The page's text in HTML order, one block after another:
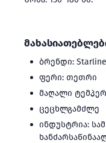
ბრენდი: Starline
ფერი: თეთრი
მაღალი
ცეცხლგამძლე
ინდუსტრია: